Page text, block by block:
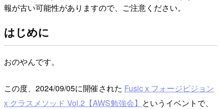
報が古い可能性がありますので、ご注意ください。
はじめに
おのやんです。
この度、2024/09/05に開催された Fusic x フォージビジョン
x クラスメソッド Vol.2【AWS勉強会】 というイベントで、